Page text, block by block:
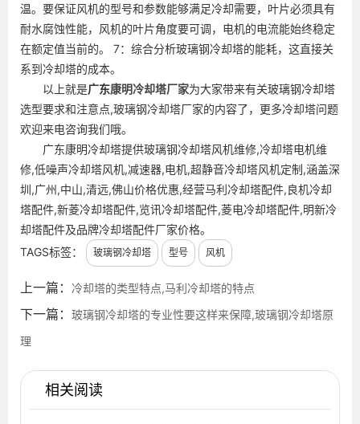
温。要保证风机的型号和参数能够满足冷却需要，叶片必须具有
耐水腐蚀性能，风机的叶片角度要可调，电机的电流能始终稳定
在额定值当前的。 7：综合分析玻璃钢冷却塔的能耗，这直接关
系到冷却塔的成本。
以上就是广东康明冷却塔厂家为大家带来有关玻璃钢冷却塔
选型要求和注意点,玻璃钢冷却塔厂家的内容了，更多冷却塔问题
欢迎来电咨询我们哦。
广东康明冷却塔提供玻璃钢冷却塔风机维修,冷却塔电机维
修,低噪声冷却塔风机,减速器,电机,超静音冷却塔风机定制,涵盖深
圳,广州,中山,清远,佛山价格优惠,经营马利冷却塔配件,良机冷却
塔配件,新菱冷却塔配件,览讯冷却塔配件,菱电冷却塔配件,明新冷
却塔配件及品牌冷却塔配件厂家价格。
TAGS标签：
玻璃钢冷却塔 型号 风机
上一篇： 冷却塔的类型特点,马利冷却塔的特点
下一篇： 玻璃钢冷却塔的专业性要这样来保障,玻璃钢冷却塔原
理
相关阅读